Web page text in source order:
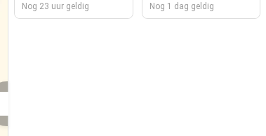
Nog 23 uur geldig Nog 1 dag geldig